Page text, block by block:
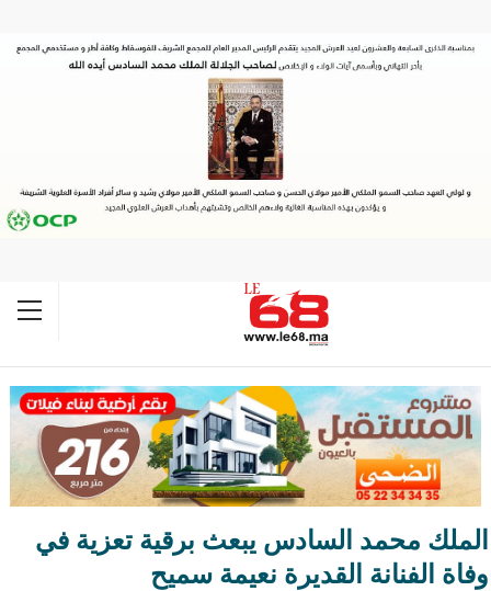
الملك محمد السادس يبعث برقية تعزية في
وفاة الفنانة القديرة نعيمة سميح